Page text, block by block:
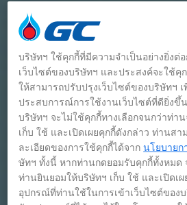
บริษัทฯ ใช้คุกกี้ที่มีความจำเป็นอย่างยิ่งต่
เว็บไซต์ของบริษัทฯ และประสงค์จะใช้คุ
ให้สามารถปรับปรุงเว็บไซต์ของบริษัทฯ เ
ประสบการณ์การใช้งานเว็บไซต์ที่ดียิ่งขึ้
บริษัทฯ จะไม่ใช้คุกกี้ทางเลือกจนกว่าท่า
เก็บ ใช้ และเปิดเผยคุกกี้ดังกล่าว ท่านสา
ละเอียดของการใช้คุกกี้ได้จากนโยบายก
ษัทฯ ทั้งนี้ หากท่านกดยอมรับคุกกี้ทั้งหมด
ท่านยินยอมให้บริษัทฯ เก็บ ใช้ และเปิดเ
อุปกรณ์ที่ท่านใช้ในการเข้าเว็บไซต์ของ